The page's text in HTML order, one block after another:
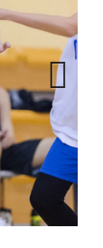
Next